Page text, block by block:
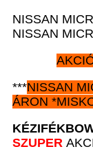
NISSAN
NISSAN
***NISSAN
ÁRON *
SZUPER